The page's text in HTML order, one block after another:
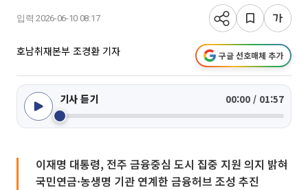
입력 2026-06-10 08:17
호남취재본부 조경환 기자 구글 선호매체 추가
기사 듣기 00:00 / 01:57
이재명 대통령, 전주 금융중심 도시 집중 지원 의지 밝혀
국민연금·농생명 기관 연계한 금융허브 조성 추진